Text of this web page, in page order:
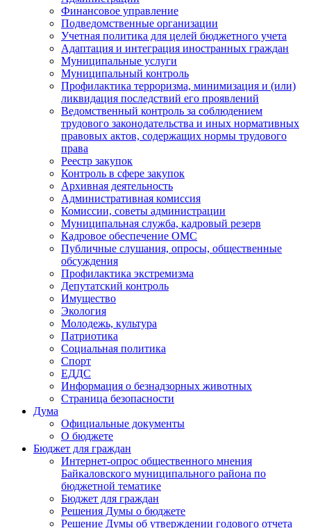
Финансовое управление
Подведомственные организации
Учетная политика для целей бюджетного учета
Адаптация и интеграция иностранных граждан
Муниципальные услуги
Муниципальный контроль
Профилактика терроризма, минимизация и (или)
ликвидация последствий его проявлений
Ведомственный контроль за соблюдением
трудового законодательства и иных нормативных
правовых актов, содержащих нормы трудового
права
Реестр закупок
Контроль в сфере закупок
Архивная деятельность
Административная комиссия
Комиссии, советы администрации
Муниципальная служба, кадровый резерв
Кадровое обеспечение ОМС
Публичные слушания, опросы, общественные
обсуждения
Профилактика экстремизма
Депутатский контроль
Имущество
Экология
Молодежь, культура
Патриотика
Социальная политика
Спорт
ЕДДС
Информация о безнадзорных животных
Страница безопасности
Дума
Официальные документы
О бюджете
Бюджет для граждан
Интернет-опрос общественного мнения
Байкаловского муниципального района по
бюджетной тематике
Бюджет для граждан
Решения Думы о бюджете
Решение Думы об утверждении годового отчета